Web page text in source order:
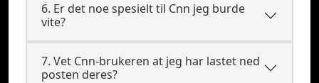
6. Er det noe spesielt til Cnn jeg burde
vite?
7. Vet Cnn-brukeren at jeg har lastet ned
posten deres?